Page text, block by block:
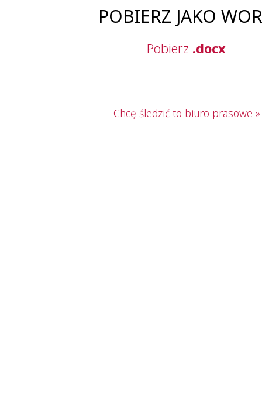
POBIERZ JAKO
Pobierz .docx
Chcę śledzić to biuro prasowe »